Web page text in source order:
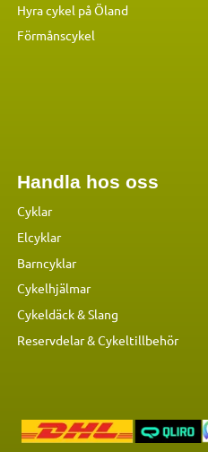
Hyra cykel på Öland
Förmånscykel
Handla hos oss
Cyklar
Elcyklar
Barncyklar
Cykelhjälmar
Cykeldäck & Slang
Reservdelar&Cykeltillbehör